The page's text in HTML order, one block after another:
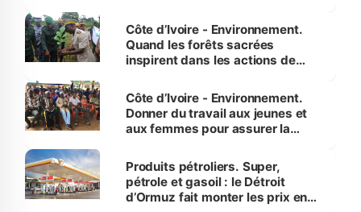
Côte d’Ivoire - Environnement.
Quand les forêts sacrées
inspirent dans les actions de
Côte d’Ivoire - Environnement.
Donner du travail aux jeunes et
aux femmes pour assurer la
menacées
Produits pétroliers. Super,
pétrole et gasoil : le Détroit
d’Ormuz fait monter les prix en